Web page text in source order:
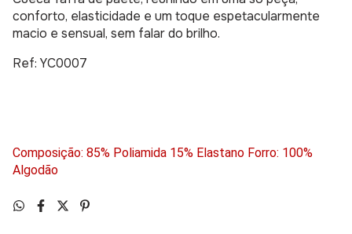
conforto, elasticidade e um toque espetacularmente
macio e sensual, sem falar do brilho.
Ref: YC0007
Composição: 85% Poliamida 15% Elastano Forro: 100%
Algodão